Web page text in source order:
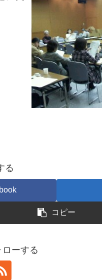
る
コピー
ーする